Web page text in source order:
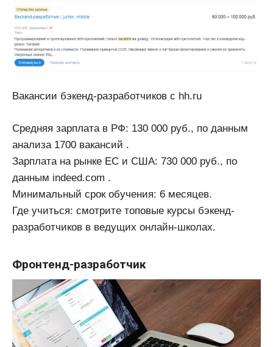
Вакансии бэкенд-разработчиков с hh.ru
Средняя зарплата в РФ: 130 000 руб., по данным
анализа 1700 вакансий .
Зарплата на рынке ЕС и США: 730 000 руб., по
данным indeed.com .
Минимальный срок обучения: 6 месяцев.
Где учиться: смотрите топовые курсы бэкенд-
разработчиков в ведущих онлайн-школах.
Фронтенд-разработчик